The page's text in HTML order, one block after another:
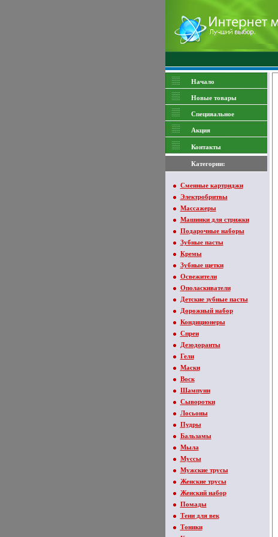
Начало
Новые товары
Специяальное
Акция
Контакты
Категории:
Сменные картриджи
Электробритвы
Массажеры
Машинки для стрижки
Подарочные наборы
Зубные пасты
Кремы
Зубные щетки
Освежители
Ополаскиватели
Детские зубные пасты
Дорожный набор
Кондиционеры
Спреи
Дезодоранты
Гели
Маски
Воск
Шампуни
Сыворотки
Лосьоны
Пудры
Бальзамы
Мыла
Муссы
Мужские трусы
Женские трусы
Женский набор
Помады
Тени для век
Тоники